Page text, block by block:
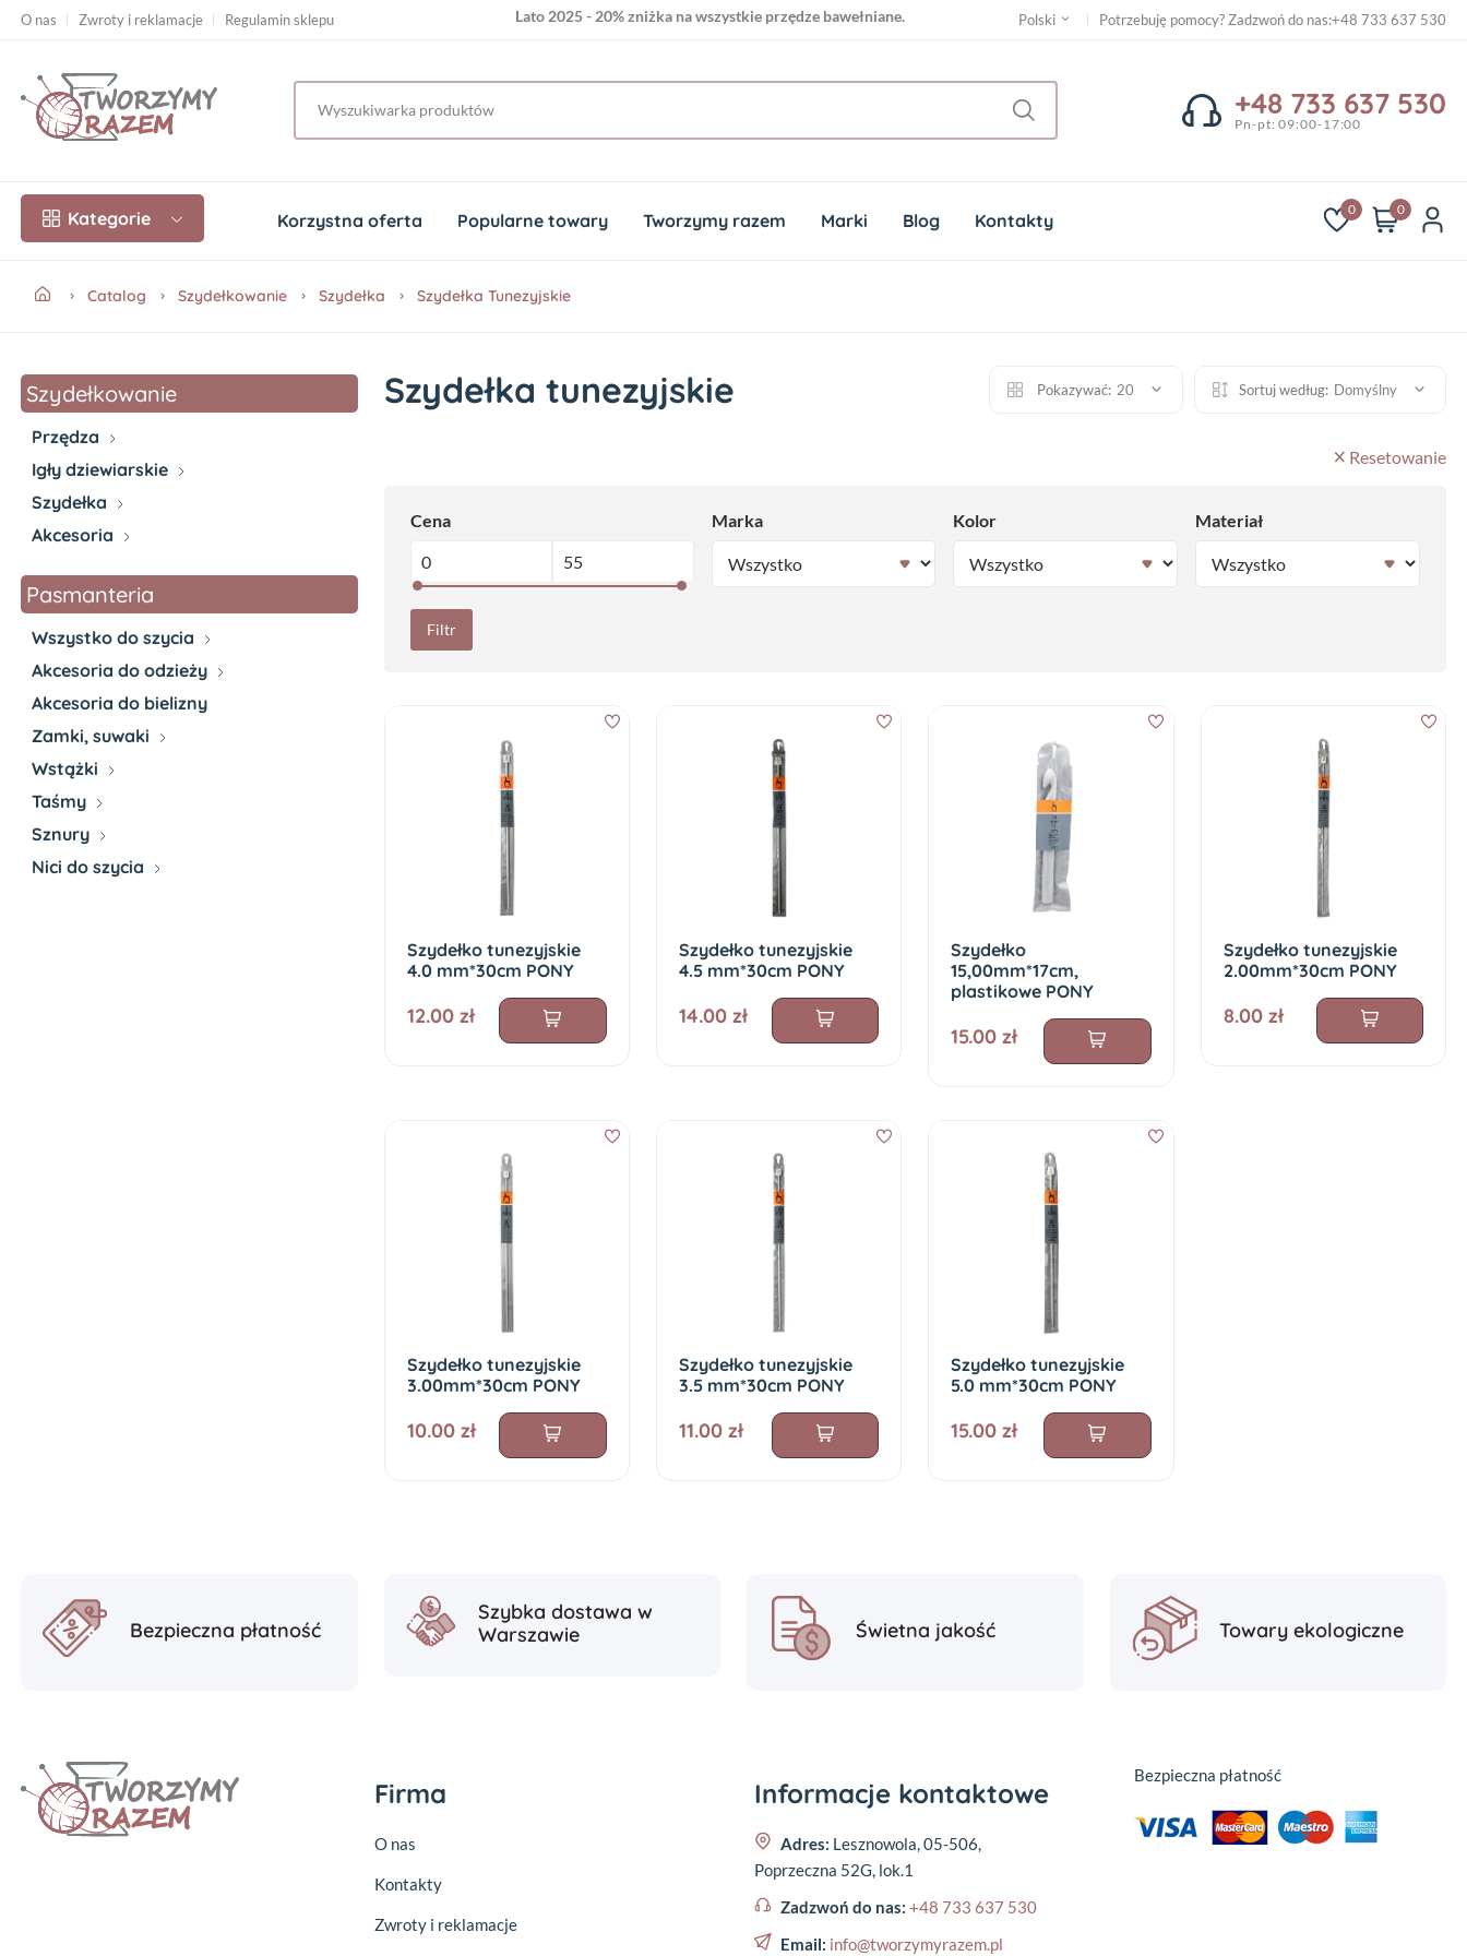
O nas Zwroty i reklamacje Regulamin sklepu
Lato 2025 - 20% zniżka na wszystkie przędze bawełniane.
Polski Potrzebuję pomocy? Zadzwoń do nas:+48 733 637 530
+48 733 637 530
Pn-pt: 09:00-17:00
Kategorie Korzystna oferta Popularne towary Tworzymy razem Marki Blog Kontakty 0 0
Catalog Szydełkowanie Szydełka Szydełka Tunezyjskie
Szydełkowanie
Przędza
Igły dziewiarskie
Szydełka
Akcesoria
Pasmanteria
Wszystko do szycia
Akcesoria do odzieży
Akcesoria do bielizny
Zamki, suwaki
Wstążki
Taśmy
Sznury
Nici do szycia
Szydełka tunezyjskie Pokazywać: 20 Sortuj według: Domyślny
Resetowanie
Cena Marka Kolor Materiał
Filtr
Szydełko tunezyjskie
4.0 mm*30cm PONY
12.00 zł
Szydełko tunezyjskie
4.5 mm*30cm PONY
14.00 zł
Szydełko
15,00mm*17cm,
plastikowe PONY
15.00 zł
Szydełko tunezyjskie
2.00mm*30cm PONY
8.00 zł
Szydełko tunezyjskie
3.00mm*30cm PONY
10.00 zł
Szydełko tunezyjskie
3.5 mm*30cm PONY
11.00 zł
Szydełko tunezyjskie
5.0 mm*30cm PONY
15.00 zł
Bezpieczna płatność
Szybka dostawa w
Warszawie
Świetna jakość Towary ekologiczne
Firma
O nas
Kontakty
Zwroty i reklamacje
Informacje kontaktowe
Adres: Lesznowola, 05-506,
Poprzeczna 52G, lok.1
Zadzwoń do nas: +48 733 637 530
Email: info@tworzymyrazem.pl
Bezpieczna płatność